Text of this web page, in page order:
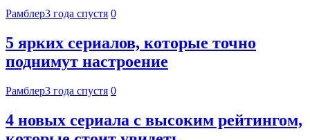
Рамблер3 года спустя 0
5 ярких сериалов, которые точно
поднимут настроение
Рамблер3 года спустя 0
4 новых сериала с высоким рейтингом,